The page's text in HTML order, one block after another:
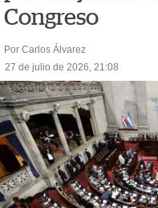
Congreso
Por Carlos Álvarez
27 de julio de 2026, 21:08